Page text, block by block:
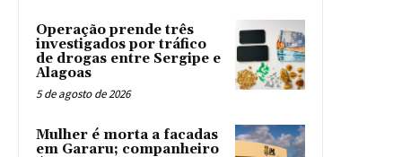
Operação prende três
investigados por tráfico
de drogas entre Sergipe e
Alagoas
5 de agosto de 2026
Mulher é morta a facadas
em Gararu; companheiro